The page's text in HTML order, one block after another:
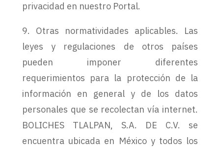
privacidad en nuestro Portal.
9. Otras normatividades aplicables. Las
leyes y regulaciones de otros países
pueden imponer diferentes
requerimientos para la protección de la
información en general y de los datos
personales que se recolectan vía internet.
BOLICHES TLALPAN, S.A. DE C.V. se
encuentra ubicada en México y todos los